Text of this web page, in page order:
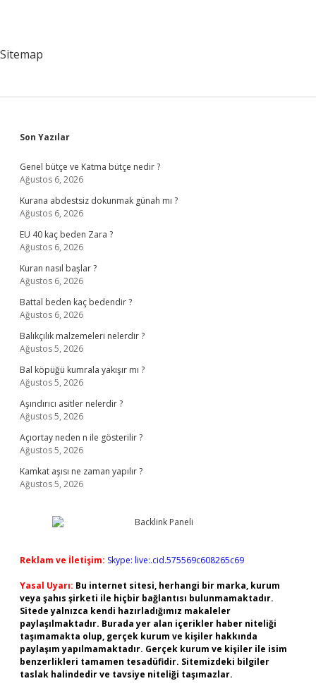
Sitemap
Sidebar
Son Yazılar
Genel bütçe ve Katma bütçe nedir ?
Ağustos 6, 2026
Kurana abdestsiz dokunmak günah mı ?
Ağustos 6, 2026
EU 40 kaç beden Zara ?
Ağustos 6, 2026
Kuran nasıl başlar ?
Ağustos 6, 2026
Battal beden kaç bedendir ?
Ağustos 6, 2026
Balıkçılık malzemeleri nelerdir ?
Ağustos 5, 2026
Bal köpüğü kumrala yakışır mı ?
Ağustos 5, 2026
Aşındırıcı asitler nelerdir ?
Ağustos 5, 2026
Açıortay neden n ile gösterilir ?
Ağustos 5, 2026
Kamkat aşısı ne zaman yapılır ?
Ağustos 5, 2026
Reklam ve İletişim: Skype: live:.cid.575569c608265c69
Yasal Uyarı: Bu internet sitesi, herhangi bir marka, kurum
veya şahıs şirketi ile hiçbir bağlantısı bulunmamaktadır.
Sitede yalnızca kendi hazırladığımız makaleler
paylaşılmaktadır. Burada yer alan içerikler haber niteliği
taşımamakta olup, gerçek kurum ve kişiler hakkında
paylaşım yapılmamaktadır. Gerçek kurum ve kişiler ile isim
benzerlikleri tamamen tesadüfidir. Sitemizdeki bilgiler
taslak halindedir ve tavsiye niteliği taşımazlar.